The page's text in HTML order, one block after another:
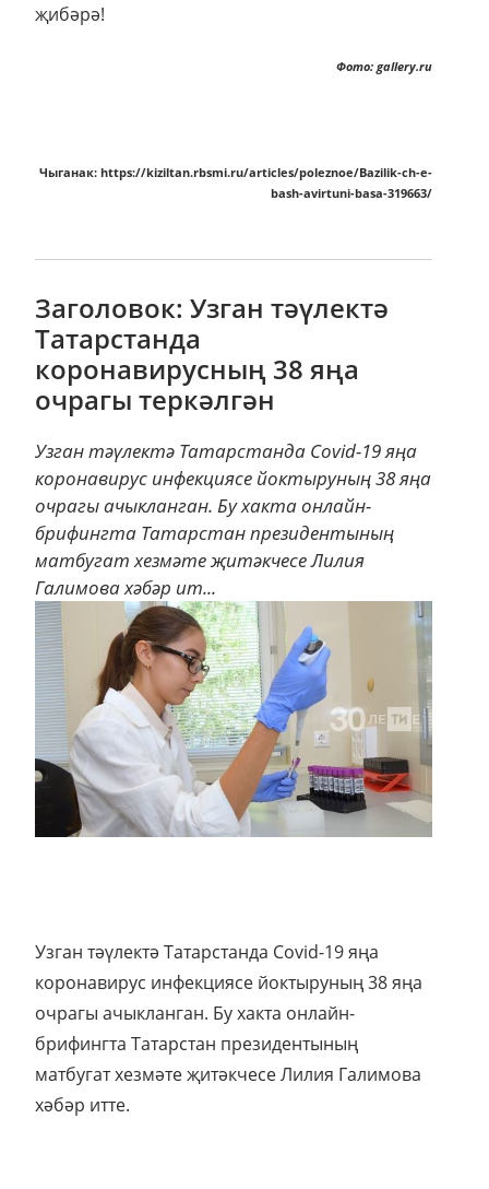
җибәрә!
Фото: gallery.ru
Чыганак: https://kiziltan.rbsmi.ru/articles/poleznoe/Bazilik-ch-e-
bash-avirtuni-basa-319663/
Заголовок: Узган тәүлектә
Татарстанда
коронавирусның 38 яңа
очрагы теркәлгән
Узган тәүлектә Татарстанда Covid-19 яңа
коронавирус инфекциясе йоктыруның 38 яңа
очрагы ачыкланган. Бу хакта онлайн-
брифингта Татарстан президентының
матбугат хезмәте җитәкчесе Лилия
Галимова хәбәр ит...
Узган тәүлектә Татарстанда Covid-19 яңа
коронавирус инфекциясе йоктыруның 38 яңа
очрагы ачыкланган. Бу хакта онлайн-
брифингта Татарстан президентының
матбугат хезмәте җитәкчесе Лилия Галимова
хәбәр итте.